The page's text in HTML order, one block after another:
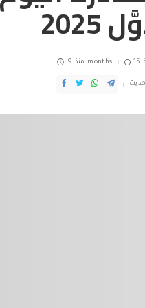
منذ 9 months